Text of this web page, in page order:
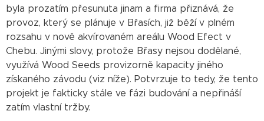
byla prozatím přesunuta jinam a firma přiznává, že
provoz, který se plánuje v Břasích, již běží v plném
rozsahu v nově akvírovaném areálu Wood Efect v
Chebu. Jinými slovy, protože Břasy nejsou dodělané,
využívá Wood Seeds provizorně kapacity jiného
získaného závodu (viz níže). Potvrzuje to tedy, že tento
projekt je fakticky stále ve fázi budování a nepřináší
zatím vlastní tržby.